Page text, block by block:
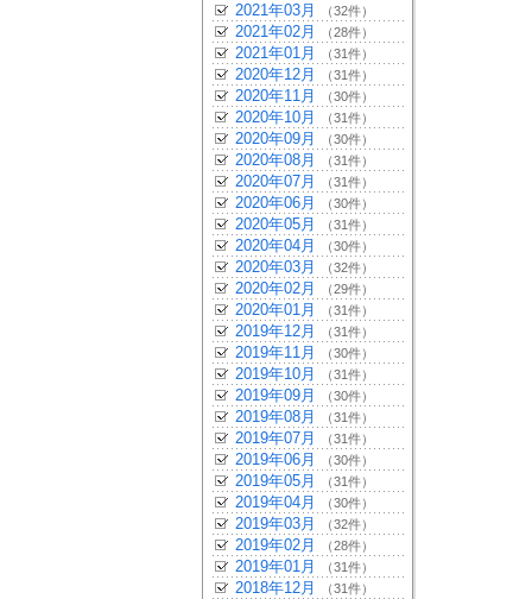
2021年03月 （32件）
2021年02月 （28件）
2021年01月 （31件）
2020年12月 （31件）
2020年11月 （30件）
2020年10月 （31件）
2020年09月 （30件）
2020年08月 （31件）
2020年07月 （31件）
2020年06月 （30件）
2020年05月 （31件）
2020年04月 （30件）
2020年03月 （32件）
2020年02月 （29件）
2020年01月 （31件）
2019年12月 （31件）
2019年11月 （30件）
2019年10月 （31件）
2019年09月 （30件）
2019年08月 （31件）
2019年07月 （31件）
2019年06月 （30件）
2019年05月 （31件）
2019年04月 （30件）
2019年03月 （32件）
2019年02月 （28件）
2019年01月 （31件）
2018年12月 （31件）